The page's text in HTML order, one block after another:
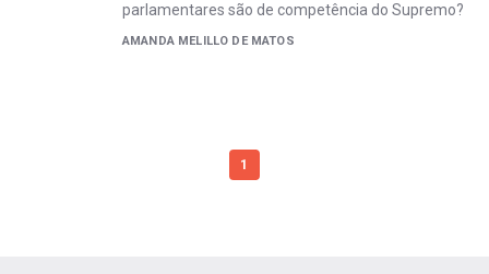
parlamentares são de competência do Supremo?
AMANDA MELILLO DE MATOS
1